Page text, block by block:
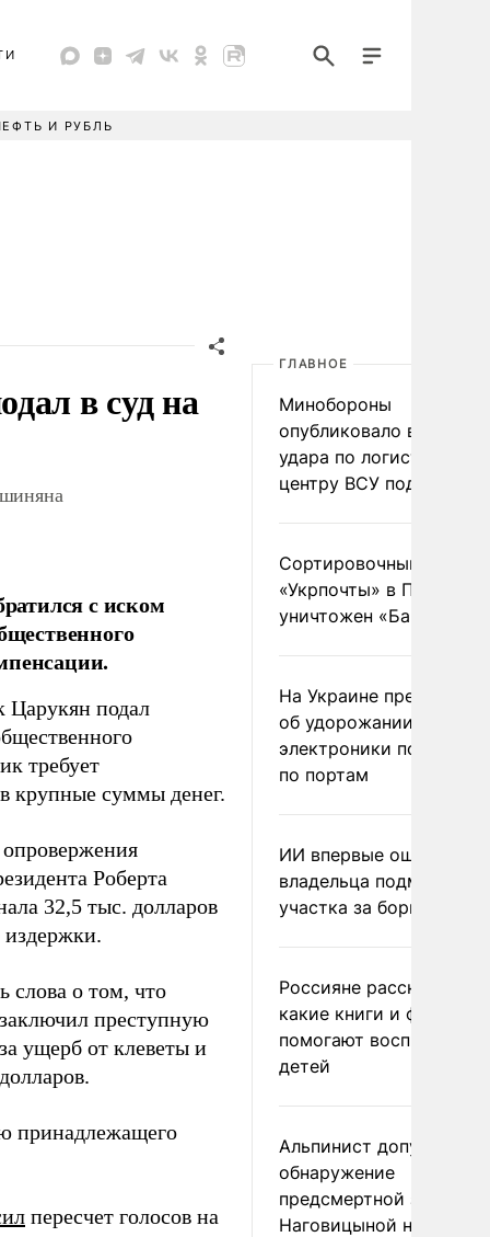
И РУБЛЬ
в суд на
с иском
Царукян подал
требует
крупные суммы денег.
Роберта
32,5 тыс. долларов
издержки.
слова о том, что
преступную
ущерб от клеветы и
принадлежащего
пересчет голосов на
ГЛАВНОЕ
Минобороны
опубликовало видео
удара по
центру ВСУ под Киевом
Сортировочный пункт
«Укрпочты» в
уничтожен
На Украине
об удорожании
электроники после
по портам
ИИ впервые
владельца
участка за борщевик
Россияне рассказали,
какие книги и фильмы
помогают воспитывать
детей
Альпинист допустил
обнаружение
предсмертной записки
Наговицыной на пике